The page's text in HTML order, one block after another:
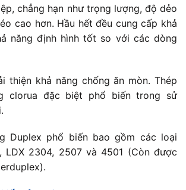
chẳng hạn như trọng lượng, độ dẻo
cao hơn. Hầu hết đều cung cấp khả
năng định hình tốt so với các dòng
thiện khả năng chống ăn mòn. Thép
clorua đặc biệt phổ biến trong sử
Duplex phổ biến bao gồm các loại
LDX 2304, 2507 và 4501 (Còn được